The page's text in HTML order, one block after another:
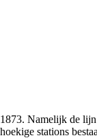
Namelijk de
stations